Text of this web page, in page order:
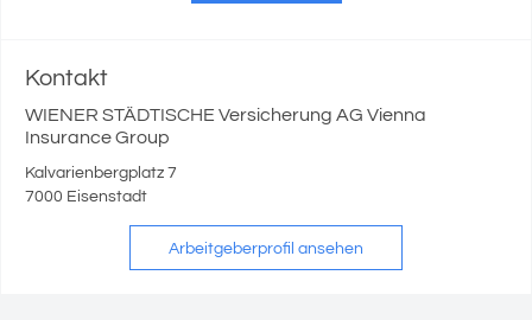
Kontakt
WIENER STÄDTISCHE Versicherung AG Vienna
Insurance Group
Kalvarienbergplatz 7
7000 Eisenstadt
Arbeitgeberprofil ansehen